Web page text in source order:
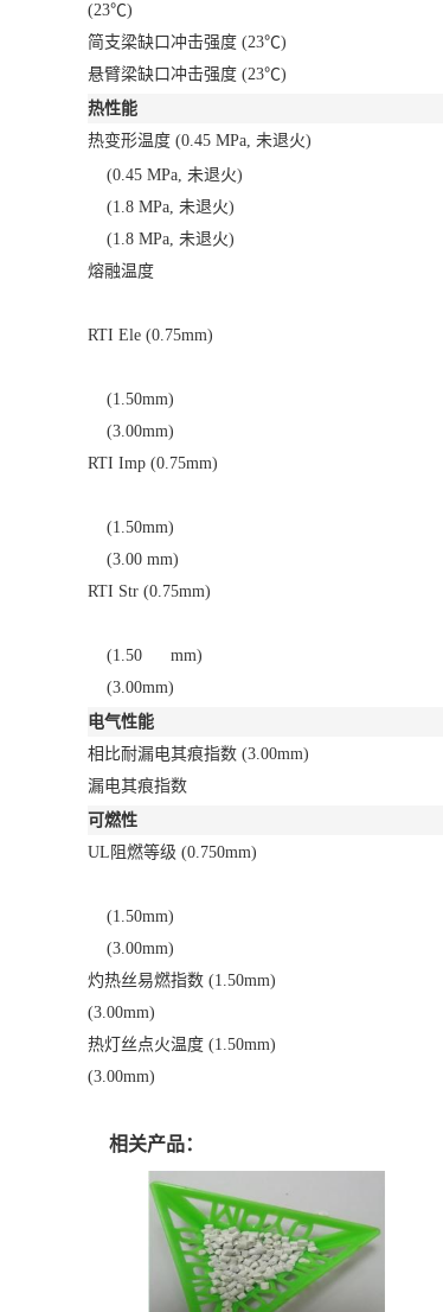
(23℃)
简支梁缺口冲击强度 (23℃)
悬臂梁缺口冲击强度 (23℃)
热性能
热变形温度 (0.45 MPa, 未退火)
(0.45 MPa, 未退火)
(1.8 MPa, 未退火)
(1.8 MPa, 未退火)
熔融温度
RTI Ele (0.75mm)
(1.50mm)
(3.00mm)
RTI Imp (0.75mm)
(1.50mm)
(3.00 mm)
RTI Str (0.75mm)
(1.50 mm)
(3.00mm)
电气性能
相比耐漏电其痕指数 (3.00mm)
漏电其痕指数
可燃性
UL阻燃等级 (0.750mm)
(1.50mm)
(3.00mm)
灼热丝易燃指数 (1.50mm)
(3.00mm)
热灯丝点火温度 (1.50mm)
(3.00mm)
相关产品：